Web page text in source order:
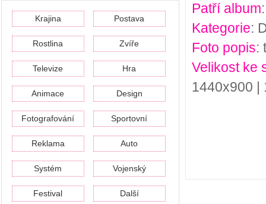
Krajina Postava
Rostlina Zvíře
Televize Hra
Animace Design
Fotografování Sportovní
Reklama Auto
Systém Vojenský
Festival Další
Patří album
Kategorie:
Foto popis:
Velikost ke
1440x900 |